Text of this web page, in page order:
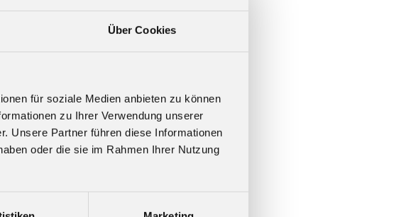
Über Cookies
für soziale Medien anbieten zu können
zu Ihrer Verwendung unserer
Unsere Partner führen diese Informationen
oder die sie im Rahmen Ihrer Nutzung